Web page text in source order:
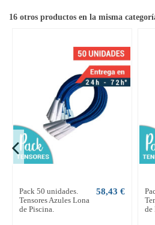
16 otros productos en la misma
Pack 50 unidades.
Tensores Azules Lona
de Piscina.
58,43 €
de